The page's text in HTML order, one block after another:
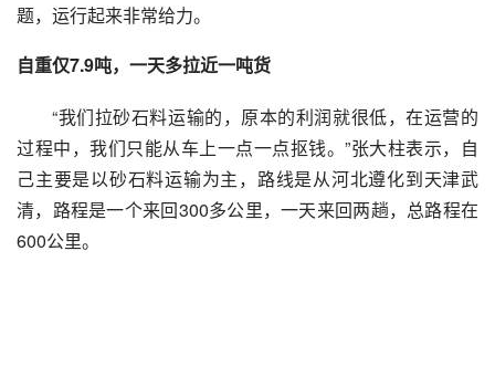
题，运行起来非常给力。
自重仅7.9吨，一天多拉近一吨货
“我们拉砂石料运输的，原本的利润就很低，在运营的
过程中，我们只能从车上一点一点抠钱。”张大柱表示，自
己主要是以砂石料运输为主，路线是从河北遵化到天津武
清，路程是一个来回300多公里，一天来回两趟，总路程在
600公里。